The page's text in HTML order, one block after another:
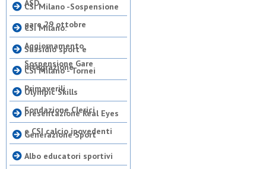
ASD
CSI Milano -Sospensione
gare 29 ottobre
CSI Milano:
Aggiornamento
Sospensione Gare
Sussidio sport e
integrazione
CSI Milano - Tornei
Primaverili
Olympic Skills
Fondazione Clerici
Presentazione Real Eyes
e CSI calcio ipovedenti
Generazione Sport
Albo educatori sportivi